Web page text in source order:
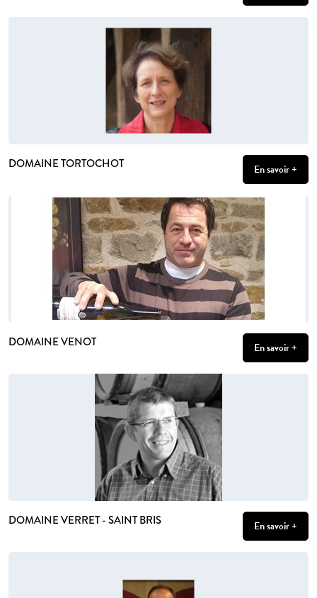
DOMAINE TORTOCHOT En savoir +
DOMAINE VENOT En savoir +
DOMAINE VERRET - SAINT BRIS En savoir +